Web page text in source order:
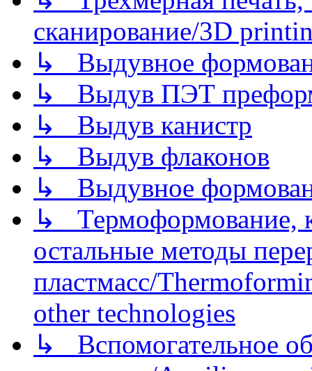
сканирование/3D
↳ Выдувное
↳ Выдув ПЭТ
↳ Выдув канистр
↳ Выдув флаконов
↳ Выдувное
↳ Термоформование,
остальные методы
пластмасс/
other technologies
↳ Вспомогательное